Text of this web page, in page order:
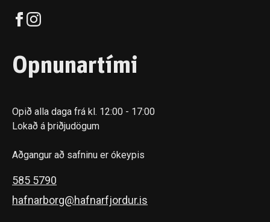
Opnunartími
Opið alla daga frá kl. 12:00 - 17:00
Lokað á þriðjudögum
Aðgangur að safninu er ókeypis
585 5790
hafnarborg@hafnarfjordur.is